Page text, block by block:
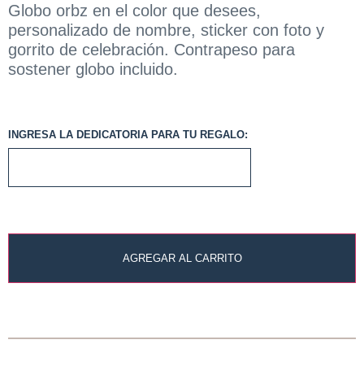
Globo orbz en el color que desees,
personalizado de nombre, sticker con foto y
gorrito de celebración. Contrapeso para
sostener globo incluido.
INGRESA LA DEDICATORIA PARA TU REGALO:
AGREGAR AL CARRITO